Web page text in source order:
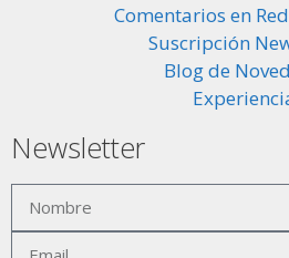
Comentarios en
Suscripción
Blog de
Newsletter